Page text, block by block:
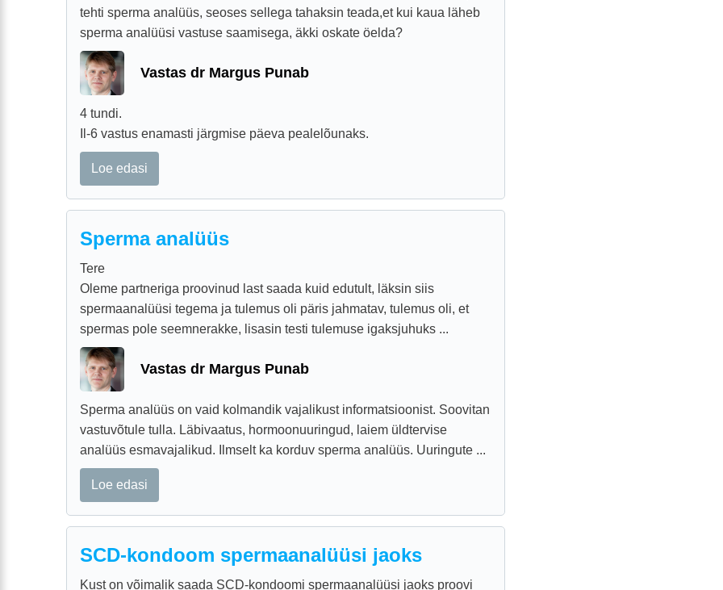
tehti sperma analüüs, seoses sellega tahaksin teada,et kui kaua läheb
sperma analüüsi vastuse saamisega, äkki oskate öelda?
Vastas dr Margus Punab
4 tundi.
Il-6 vastus enamasti järgmise päeva pealelõunaks.
Loe edasi
Sperma analüüs
Tere
Oleme partneriga proovinud last saada kuid edutult, läksin siis
spermaanalüüsi tegema ja tulemus oli päris jahmatav, tulemus oli, et
spermas pole seemnerakke, lisasin testi tulemuse igaksjuhuks ...
Vastas dr Margus Punab
Sperma analüüs on vaid kolmandik vajalikust informatsioonist. Soovitan
vastuvõtule tulla. Läbivaatus, hormoonuuringud, laiem üldtervise
analüüs esmavajalikud. Ilmselt ka korduv sperma analüüs. Uuringute ...
Loe edasi
SCD-kondoom spermaanalüüsi jaoks
Kust on võimalik saada SCD-kondoomi spermaanalüüsi jaoks proovi